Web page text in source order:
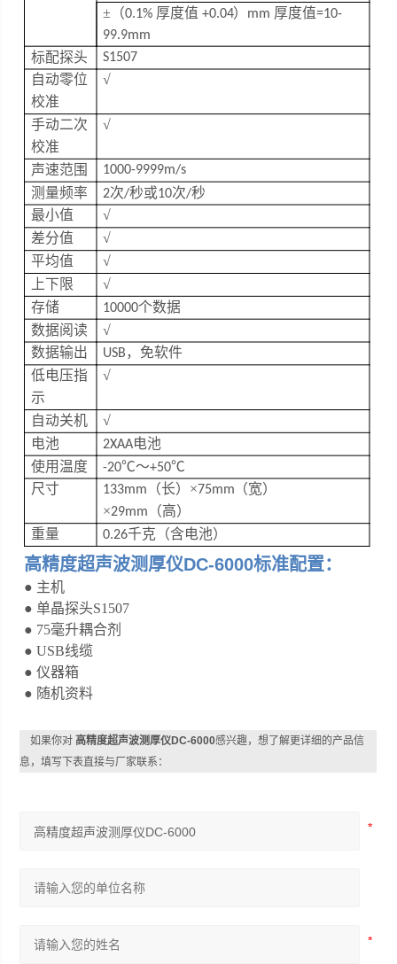
±（0.1% 厚度值 +0.04） mm 厚度值=10-
99.9mm
标配探头 S1507
自动零位
校准
√
手动二次
校准
√
声速范围 1000-9999m/s
测量频率 2次/秒或10次/秒
最小值
√
差分值
√
平均值
√
上下限
√
存储
10000个数据
数据阅读
√
数据输出
USB，免软件
低电压指
示
√
自动关机
√
电池
2XAA电池
使用温度
-20℃～+50℃
尺寸 133mm （长）×75mm （宽）
×29mm
（高）
重量
0.26千克（含电池）
高精度超声波测厚仪DC-6000标准配置：
● 主机
● 单晶探头S1507
● 75毫升耦合剂
● USB线缆
● 仪器箱
● 随机资料
如果你对 高精度超声波测厚仪DC-6000感兴趣，想了解更详细的产品信
息，填写下表直接与厂家联系：